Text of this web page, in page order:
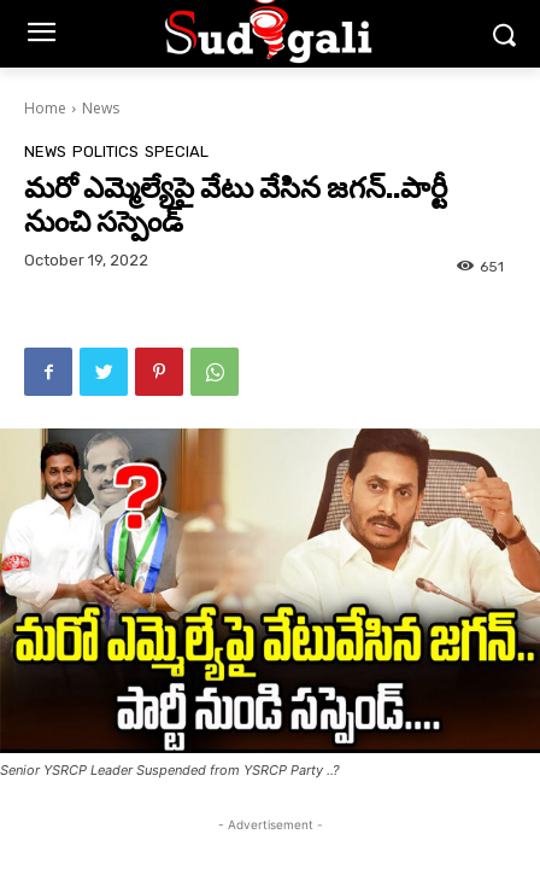
Home News
NEWS POLITICS SPECIAL
మరో ఎమ్మెల్యేపై వేటు వేసిన జగన్..పార్టీ
నుంచి సస్పెండ్
October 19, 2022 651
Senior YSRCP Leader Suspended from YSRCP Party ..?
- Advertisement -